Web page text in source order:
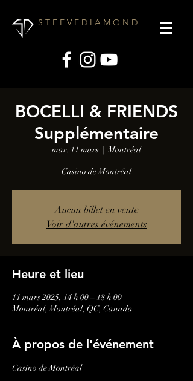
S T E E V E D I A M O N D
BOCELLI & FRIENDS
Supplémentaire
mar. 11 mars
  |
Montréal
Casino de Montréal
Aucun billet en vente
Voir d'autres événements
Heure et lieu
11 mars 2025, 14 h 00 – 18 h 00
Montréal, Montréal, QC, Canada
À propos de l'événement
Casino de Montréal